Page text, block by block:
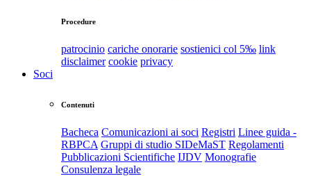
Procedure
patrocinio cariche onorarie sostienici col 5‰ link
disclaimer cookie privacy
Soci
Contenuti
Bacheca Comunicazioni ai soci Registri Linee guida -
RBPCA Gruppi di studio SIDeMaST Regolamenti
Pubblicazioni Scientifiche IJDV Monografie
Consulenza legale